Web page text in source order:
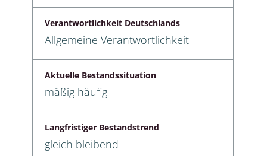
Verantwortlichkeit Deutschlands
Allgemeine Verantwortlichkeit
Aktuelle Bestandssituation
mäßig häufig
Langfristiger Bestandstrend
gleich bleibend